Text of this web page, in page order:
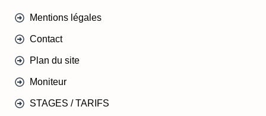
Mentions légales
Contact
Plan du site
Moniteur
STAGES / TARIFS